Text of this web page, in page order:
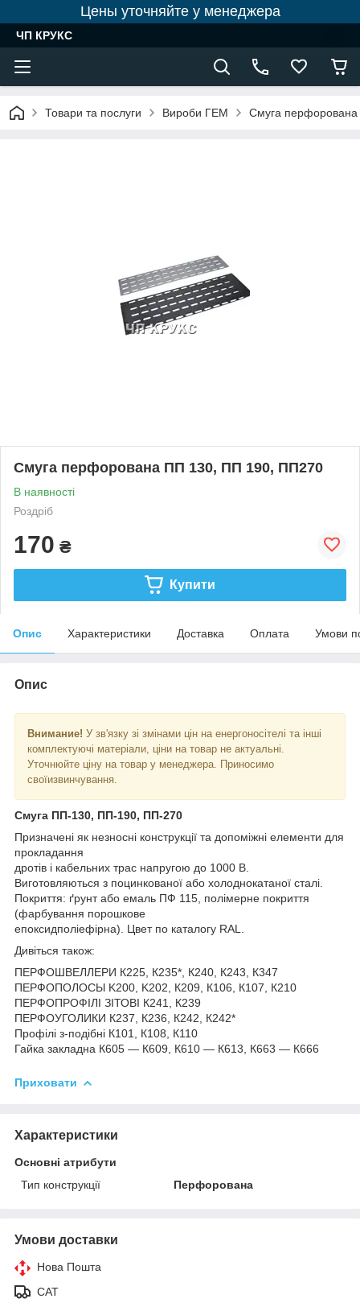
Цены уточняйте у менеджера
ЧП КРУКС
Товари та послуги Вироби ГЕМ Смуга
Смуга перфорована ПП 130, ПП 190, ПП270
В наявності
Роздріб
170 ₴
Купити
Опис Характеристики Доставка Оплата Умови
Опис
Внимание! У зв'язку зі змінами цін на енергоносітелі та інші
комплектуючі матеріали, ціни на товар не актуальні.
Уточнюйте ціну на товар у менеджера. Приносимо
своїизвинчування.
Смуга ПП-130, ПП-190, ПП-270
Призначені як незносні конструкції та допоміжні елементи для
прокладання
дротів і кабельних трас напругою до 1000 В.
Виготовляються з поцинкованої або холоднокатаної сталі.
Покриття: ґрунт або емаль ПФ 115, полімерне покриття
(фарбування порошкове
епоксидполіефірна). Цвет по каталогу RAL.
Дивіться також:
ПЕРФОШВЕЛЛЕРИ К225, К235*, К240, К243, К347
ПЕРФОПОЛОСЫ K200, K202, К209, К106, К107, К210
ПЕРФОПРОФІЛІ ЗІТОВІ К241, К239
ПЕРФОУГОЛИКИ К237, К236, К242, К242*
Профілі з-подібні К101, К108, К110
Гайка закладна К605 — К609, К610 — К613, К663 — К666
Приховати
Характеристики
Основні атрибути
Тип конструкції
Перфорована
Умови доставки
Нова Пошта
САТ